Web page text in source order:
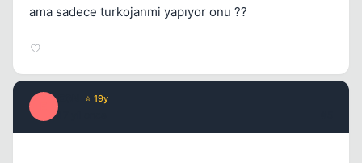
ama sadece turkojanmi yapıyor onu ??
⭐ 19y